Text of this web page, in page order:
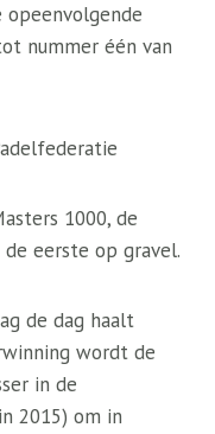
nummer één van
1000, de
eerste op gravel.
de dag haalt
wordt de
in de
2015) om in